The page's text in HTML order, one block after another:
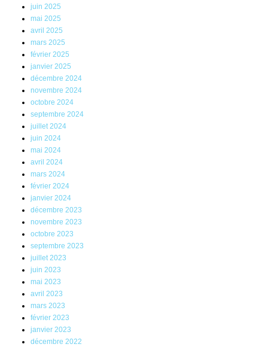
juin 2025
mai 2025
avril 2025
mars 2025
février 2025
janvier 2025
décembre 2024
novembre 2024
octobre 2024
septembre 2024
juillet 2024
juin 2024
mai 2024
avril 2024
mars 2024
février 2024
janvier 2024
décembre 2023
novembre 2023
octobre 2023
septembre 2023
juillet 2023
juin 2023
mai 2023
avril 2023
mars 2023
février 2023
janvier 2023
décembre 2022